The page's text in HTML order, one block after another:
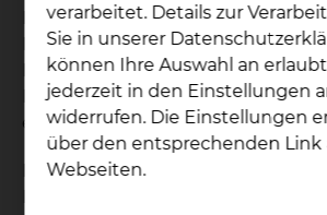
Das Patientenportal ermöglicht
Kommunikation zwischen
Beschäftigten und dem
Benachrichtigung größere
einer Station.
Dem Patienten ist es dabei nur
verarbeitet. Details zur
Sie in unserer
können Ihre Auswahl an
jederzeit in den Einstellungen
widerrufen. Die Einstellungen
über den entsprechenden Link
Webseiten.